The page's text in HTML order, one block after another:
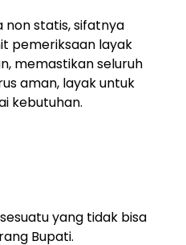
non statis, sifatnya
pemeriksaan layak
memastikan seluruh
aman, layak untuk
kebutuhan.
yang tidak bisa
Bupati.